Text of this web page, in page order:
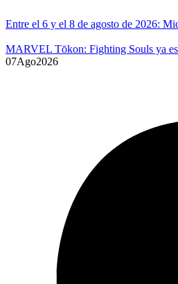
Entre el 6 y el 8 de agosto de 2026:
MARVEL Tōkon: Fighting Souls ya
07Ago2026